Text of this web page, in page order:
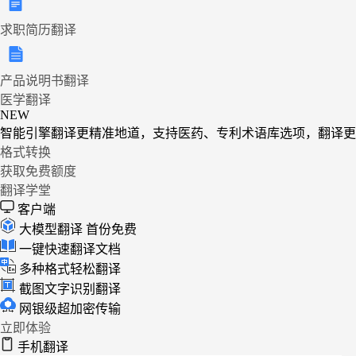
求职简历翻译
产品说明书翻译
医学翻译
NEW
智能引擎翻译更精准地道，支持医药、专利术语库选项，翻译
格式转换
获取免费额度
翻译学堂
客户端
大模型翻译 首份免费
一键快速翻译文档
多种格式轻松翻译
截图文字识别翻译
网银级超加密传输
立即体验
手机翻译